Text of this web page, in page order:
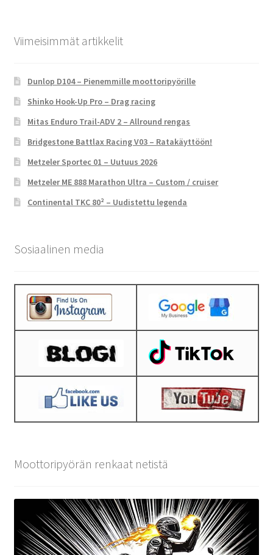
Viimeisimmät artikkelit
Dunlop D104 – Pienemmille moottoripyörille
Shinko Hook-Up Pro – Drag racing
Mitas Enduro Trail-ADV 2 – Allround rengas
Bridgestone Battlax Racing V03 – Ratakäyttöön!
Metzeler Sportec 01 – Uutuus 2026
Metzeler ME 888 Marathon Ultra – Custom / cruiser
Continental TKC 80² – Uudistettu legenda
Sosiaalinen media
Moottoripyörän renkaat netistä